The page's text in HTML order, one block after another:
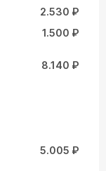
2.530 ₽
1.500 ₽
8.140 ₽
5.005 ₽